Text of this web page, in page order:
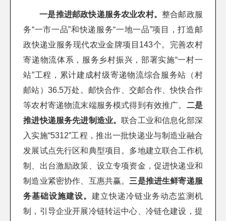
一是推进邮政快递服务农业农村。整合邮政服
务“一市一品”和快递服务“一地一品”项目，打造邮
政快递业服务现代农业金牌项目143个。完善农村
寄递物流体系，服务乡村振兴，部署实施“一村一
站”工程，累计建成村级寄递物流综合服务站（村
邮站）36.5万处。邮快合作、交邮合作、快快合作
等农村寄递物流末端服务模式得到有效推广。 二是
推进快递服务先进制造业。联合工业和信息化部深
入实施“5312”工程，推出一批快递业与制造业融合
发展试点先行区和典型项目。多地建立联合工作机
制、出台激励政策、设立专项资金，促进快递业和
制造业紧密协作、互惠共赢。 三是推进生鲜寄递服
务基础设施建设。建立快递冷链业务动态监测机
制，引导企业开展冷链转运中心、冷链仓建设，提